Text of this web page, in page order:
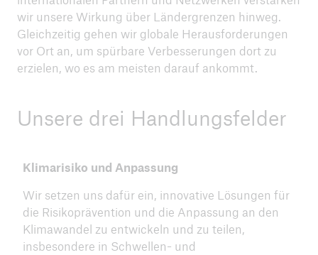
wir unsere Wirkung über Ländergrenzen hinweg.
Gleichzeitig gehen wir globale Herausforderungen
vor Ort an, um spürbare Verbesserungen dort zu
erzielen, wo es am meisten darauf ankommt.
Unsere drei Handlungsfelder
Klimarisiko und Anpassung
Wir setzen uns dafür ein, innovative Lösungen für
die Risikoprävention und die Anpassung an den
Klimawandel zu entwickeln und zu teilen,
insbesondere in Schwellen- und